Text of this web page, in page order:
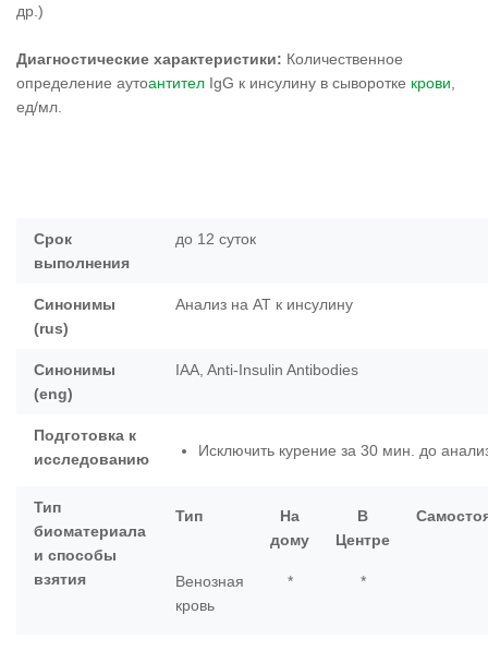
др.)
Диагностические характеристики: Количественное
определение аутоантител IgG к инсулину в сыворотке крови
ед/мл.
Срок
выполнения
до 12 суток
Синонимы
(rus)
Анализ на АТ к инсулину
Синонимы
(eng)
IAA, Anti-Insulin Antibodies
Подготовка к
исследованию
Исключить курение за 30 мин. до
Тип
биоматериала
и способы
взятия
Тип
На
дому
В
Центре
Венозная
кровь
* *